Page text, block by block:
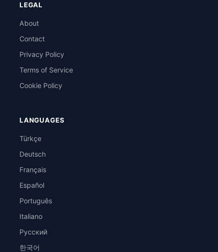
LEGAL
About
Contact
Privacy Policy
Terms of Service
Cookie Policy
LANGUAGES
Türkçe
Deutsch
Français
Español
Português
Italiano
Русский
한국어